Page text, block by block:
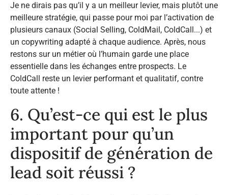
Je ne dirais pas qu’il y a un meilleur levier, mais plutôt une
meilleure stratégie, qui passe pour moi par l’activation de
plusieurs canaux (Social Selling, ColdMail, ColdCall...) et
un copywriting adapté à chaque audience. Après, nous
restons sur un métier où l’humain garde une place
essentielle dans les échanges entre prospects. Le
ColdCall reste un levier performant et qualitatif, contre
toute attente !
6. Qu’est-ce qui est le plus
important pour qu’un
dispositif de génération de
lead soit réussi ?